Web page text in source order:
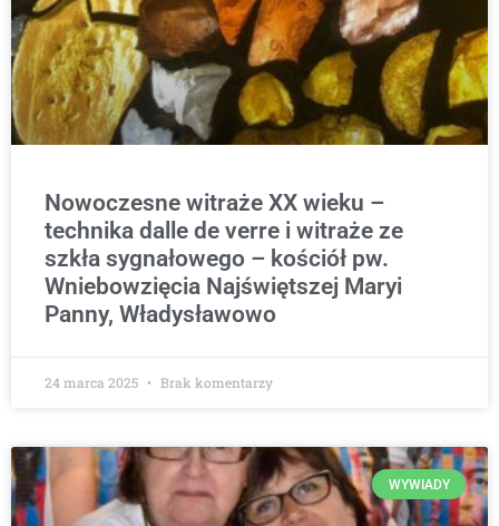
Nowoczesne witraże XX wieku –
technika dalle de verre i witraże ze
szkła sygnałowego – kościół pw.
Wniebowzięcia Najświętszej Maryi
Panny, Władysławowo
24 marca 2025 Brak komentarzy
WYWIADY